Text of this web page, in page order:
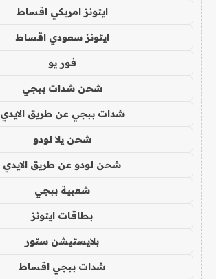
ايتونز امريكي اقساط
ايتونز سعودي اقساط
فور يو
شحن شدات ببجي
شدات ببجي عن طريق الايدي
شحن يلا لودو
شحن لودو عن طريق الايدي
شعبية ببجي
بطاقات ايتونز
بلايستيشن ستور
شدات ببجي اقساط